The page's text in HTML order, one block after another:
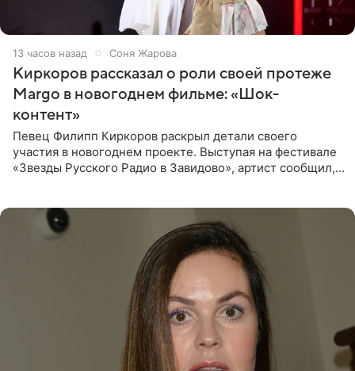
13 часов назад Соня Жарова
Киркоров рассказал о роли своей протеже
Margo в новогоднем фильме: «Шок-
контент»
Певец Филипп Киркоров раскрыл детали своего
участия в новогоднем проекте. Выступая на фестивале
«Звезды Русского Радио в Завидово», артист сообщил,